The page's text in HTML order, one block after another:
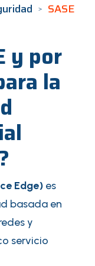
SASE
y por
la
Edge) es
basada en
y
servicio